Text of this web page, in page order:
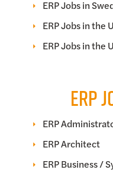
ERP Jobs in
ERP Jobs in the
ERP Jobs in the
ERP
ERP
ERP Architect
ERP Business /